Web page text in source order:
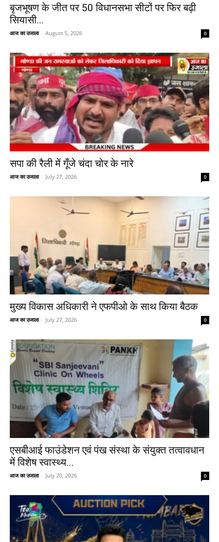
बृजभूषण के जीत पर 50 विधानसभा सीटों पर फिर बढ़ी
सियासी...
आज का उजाला - August 5, 2026 0
सपा की रैली में गूँजे चंदा चोर के नारे
आज का उजाला - July 27, 2026 0
मुख्य विकास अधिकारी ने एफपीओ के साथ किया बैठक
आज का उजाला - July 27, 2026 0
एसबीआई फाउंडेशन एवं पंख संस्था के संयुक्त तत्वावधान
में विशेष स्वास्थ्य...
आज का उजाला - July 20, 2026 0